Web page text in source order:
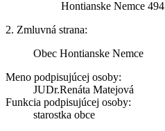
Hontianske Nemce 494
2. Zmluvná strana:
Obec Hontianske Nemce
Meno podpisujúcej osoby:
JUDr.Renáta Matejová
Funkcia podpisujúcej osoby:
starostka obce